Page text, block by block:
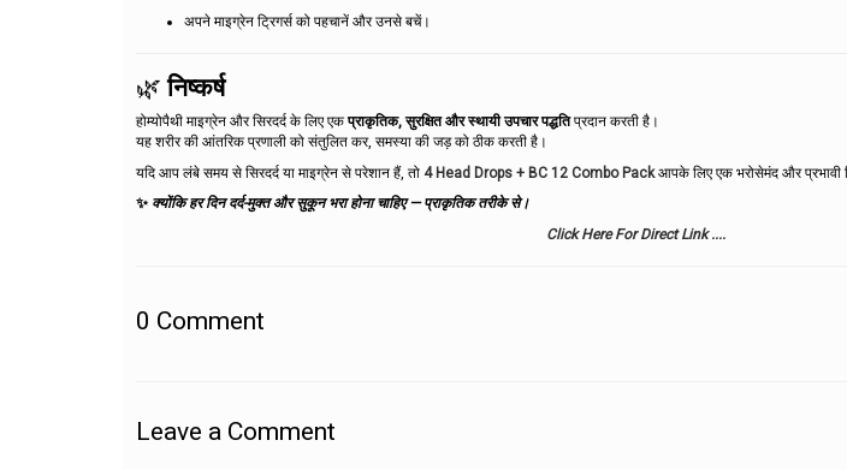
अपने माइग्रेन ट्रिगर्स को पहचानें और उनसे बचें।
🌿निष्कर्ष
होम्योपैथी माइग्रेन और सिरदर्द के लिए एकप्राकृतिक, सुरक्षित और स्थायी उपचार पद्धतिप्रदान करती है।
यह शरीर की आंतरिक प्रणाली को संतुलित कर, समस्या की जड़ को ठीक करती है।
यदि आप लंबे समय से सिरदर्द या माइग्रेन से परेशान हैं, तो 4 Head Drops + BC 12 Combo Packआपके लिए एक भरोसेमंद और प्रभावी
✨ क्योंकि हर दिन दर्द-मुक्त और सुकून भरा होना चाहिए — प्राकृतिक तरीके से।
Click Here For Direct Link ....
0 Comment
Leave a Comment